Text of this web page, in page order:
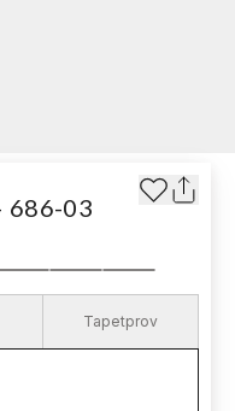
686-03
Tapetprov